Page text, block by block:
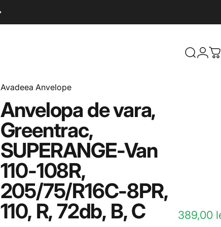
Căutare
Log
Avadeea Anvelope
Anvelopa devara,
Greentrac,
SUPERANGE-Van
110-108R,
205/75/R16C-8PR,
110, R,72db, B,C 389,00